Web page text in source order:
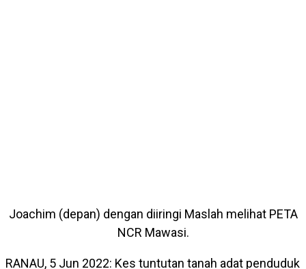
Joachim (depan) dengan diiringi Maslah melihat PETA
NCR Mawasi.
RANAU, 5 Jun 2022: Kes tuntutan tanah adat penduduk